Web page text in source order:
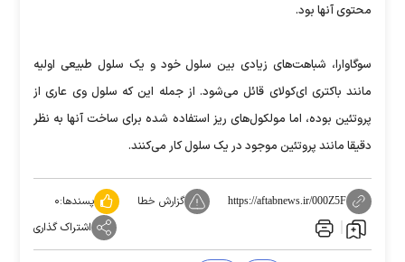
محتوی آنها بود.
سوگاوارا، شباهت‌های زیادی بین سلول خود و یک سلول طبیعی اولیه
مانند باکتری ای‌کولای قائل می‌شود. از جمله این که سلول وی عاری از
پروتئین بوده، اما مولکول‌های ریز استفاده شده برای ساخت آنها به نظر
دقیقا مانند پروتئین موجود در یک سلول کار می‌کنند.
https://aftabnews.ir/000Z5F گزارش خطا پسندها:۰
اشتراک گذاری